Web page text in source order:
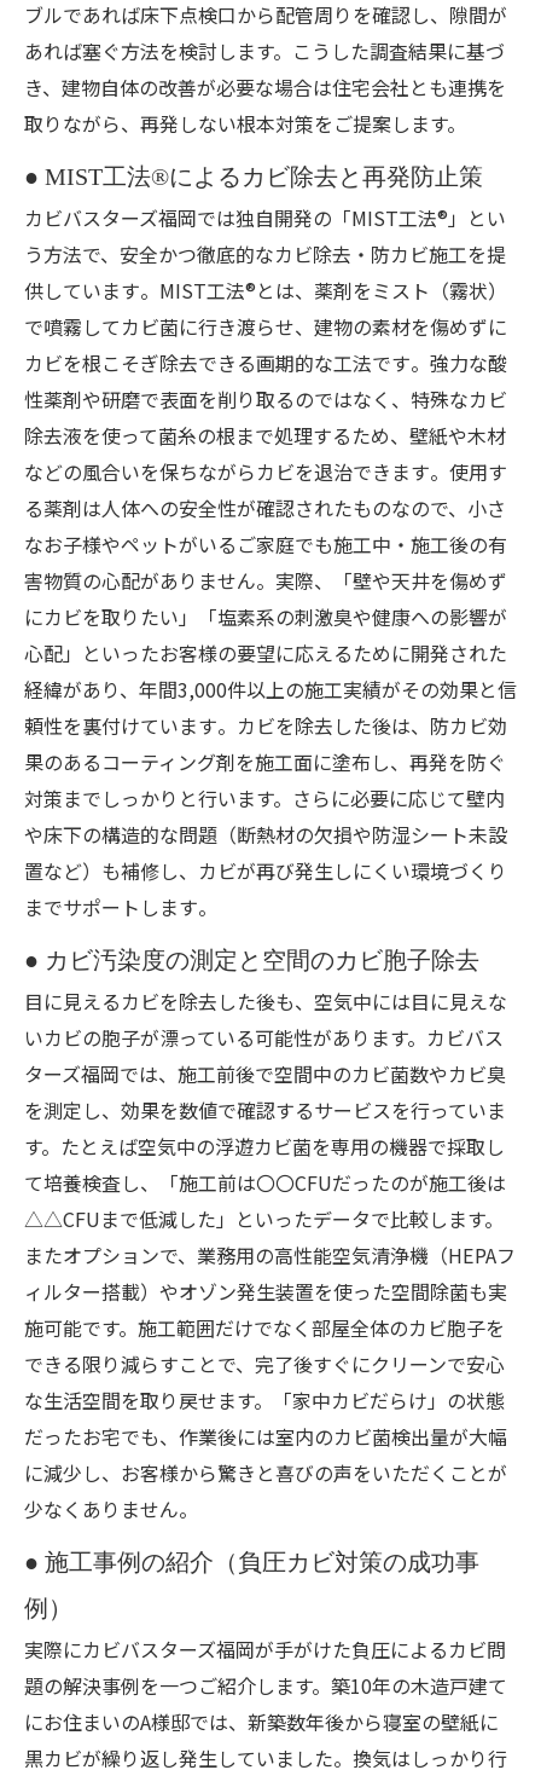
ブルであれば床下点検口から配管周りを確認し、隙間が
あれば塞ぐ方法を検討します。こうした調査結果に基づ
き、建物自体の改善が必要な場合は住宅会社とも連携を
取りながら、再発しない根本対策をご提案します。
● MIST工法®によるカビ除去と再発防止策
カビバスターズ福岡では独自開発の「MIST工法®」とい
う方法で、安全かつ徹底的なカビ除去・防カビ施工を提
供しています​。MIST工法®とは、薬剤をミスト（霧状）
で噴霧してカビ菌に行き渡らせ、建物の素材を傷めずに
カビを根こそぎ除去できる画期的な工法です​。強力な酸
性薬剤や研磨で表面を削り取るのではなく、特殊なカビ
除去液を使って菌糸の根まで処理するため、壁紙や木材
などの風合いを保ちながらカビを退治できます​。使用す
る薬剤は人体への安全性が確認されたものなので、小さ
なお子様やペットがいるご家庭でも施工中・施工後の有
害物質の心配がありません​。実際、「壁や天井を傷めず
にカビを取りたい」「塩素系の刺激臭や健康への影響が
心配」といったお客様の要望に応えるために開発された
経緯があり、年間3,000件以上の施工実績がその効果と信
頼性を裏付けています​。カビを除去した後は、防カビ効
果のあるコーティング剤を施工面に塗布し、再発を防ぐ
対策までしっかりと行います。さらに必要に応じて壁内
や床下の構造的な問題（断熱材の欠損や防湿シート未設
置など）も補修し、カビが再び発生しにくい環境づくり
までサポートします​。
● カビ汚染度の測定と空間のカビ胞子除去
目に見えるカビを除去した後も、空気中には目に見えな
いカビの胞子が漂っている可能性があります。カビバス
ターズ福岡では、施工前後で空間中のカビ菌数やカビ臭
を測定し、効果を数値で確認するサービスを行っていま
す。たとえば空気中の浮遊カビ菌を専用の機器で採取し
て培養検査し、「施工前は〇〇CFUだったのが施工後は
△△CFUまで低減した」といったデータで比較します。
またオプションで、業務用の高性能空気清浄機（HEPAフ
ィルター搭載）やオゾン発生装置を使った空間除菌も実
施可能です。施工範囲だけでなく部屋全体のカビ胞子を
できる限り減らすことで、完了後すぐにクリーンで安心
な生活空間を取り戻せます。「家中カビだらけ」の状態
だったお宅でも、作業後には室内のカビ菌検出量が大幅
に減少し、お客様から驚きと喜びの声をいただくことが
少なくありません。
● 施工事例の紹介（負圧カビ対策の成功事
例）
実際にカビバスターズ福岡が手がけた負圧によるカビ問
題の解決事例を一つご紹介します。築10年の木造戸建て
にお住まいのA様邸では、新築数年後から寝室の壁紙に
黒カビが繰り返し発生していました。換気はしっかり行